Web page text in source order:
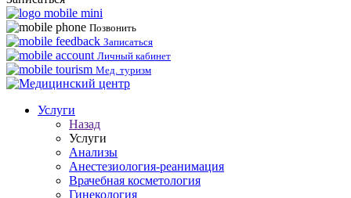
Позвонить
Записаться
Личный кабинет
Мед. туризм
Услуги
Назад
Услуги
Анализы
Анестезиология-реанимация
Врачебная косметология
Гинекология